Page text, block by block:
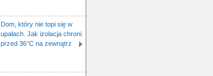
Dom, który nie topi się w
upałach. Jak izolacja chroni
przed 36°C na zewnątrz